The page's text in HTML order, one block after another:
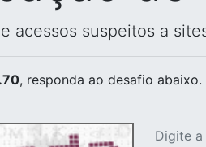
acessos suspeitos a
, responda ao desafio abaixo.
Digite